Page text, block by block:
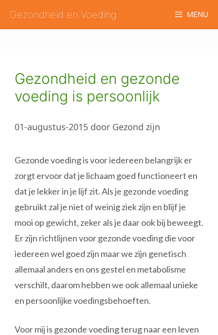
naar
de
Gezondheid en Voeding MENU
Gezondheid en gezonde
voeding is persoonlijk
01-augustus-2015 door Gezond zijn
Gezonde voeding is voor iedereen belangrijk er
zorgt ervoor dat je lichaam goed functioneert en
dat je lekker in je lijf zit. Als je gezonde voeding
gebruikt zal je niet of weinig ziek zijn en blijf je
mooi op gewicht, zeker als je daar ook bij beweegt.
Er zijn richtlijnen voor gezonde voeding die voor
iedereen wel goed zijn maar we zijn genetisch
allemaal anders en ons gestel en metabolisme
verschilt, daarom hebben we ook allemaal unieke
en persoonlijke voedingsbehoeften.
Voor mij is gezonde voeding terug naar een leven